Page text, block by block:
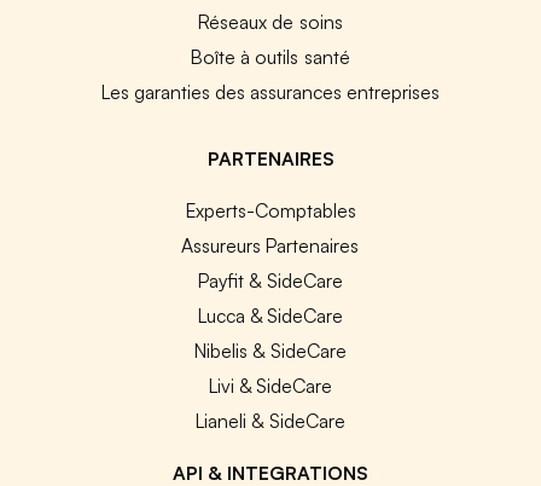
Réseaux de soins
Boîte à outils santé
Les garanties des assurances entreprises
PARTENAIRES
Experts-Comptables
Assureurs Partenaires
Payfit & SideCare
Lucca & SideCare
Nibelis & SideCare
Livi & SideCare
Lianeli & SideCare
API & INTEGRATIONS